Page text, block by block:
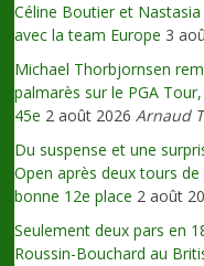
Céline Boutier et
avec la team Europe 3
Michael Thorbjornsen
palmarès sur le PGA
45e 2 août 2026 Arnaud
Du suspense et une
Open après deux tours
bonne 12e place 2 août
Seulement deux pars en
Roussin-Bouchard au